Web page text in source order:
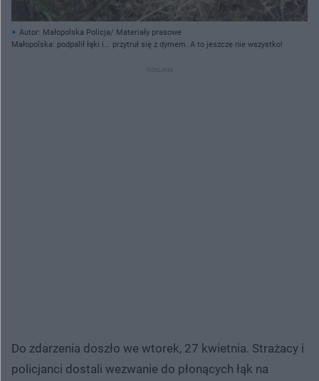
Autor: Małopolska Policja/ Materiały prasowe
Małopolska: podpalił łąki i... przytruł się z dymem. A to jeszcze nie wszystko!
Do zdarzenia doszło we wtorek, 27 kwietnia. Strażacy i
policjanci dostali wezwanie do płonących łąk na